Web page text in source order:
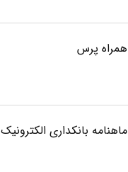
همراه پرس
ماهنامه بانکداری الکترونیک